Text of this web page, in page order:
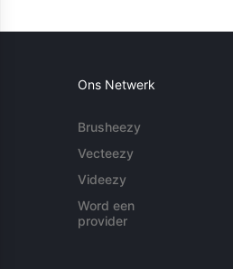
Ons Netwerk
Brusheezy
Vecteezy
Videezy
Word een
provider